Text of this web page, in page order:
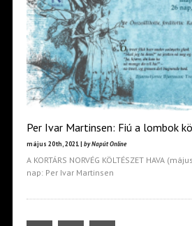
Per Ivar Martinsen: Fiú a lombok
május 20th, 2021 | by Napút Online
A KORTÁRS NORVÉG KÖLTÉSZET HAVA
nap: Per Ivar Martinsen